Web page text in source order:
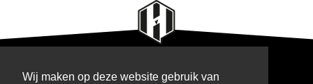
Wij maken op deze website gebruik van
woonwens te realiseren?